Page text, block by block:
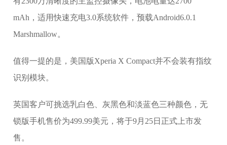
mAh，适用快速充电3.0系统软件，预载Android6.0.1
Marshmallow。
值得一提的是，美国版Xperia X Compact并不会装有指纹
识别模块。
英国客户可挑选乳白色、灰黑色和淡蓝色三种颜色，无
锁版手机售价为499.99美元，将于9月25日正式上市发
售。